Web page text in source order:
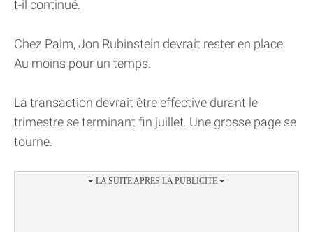
t-il continué.
Chez Palm, Jon Rubinstein devrait rester en place.
Au moins pour un temps.
La transaction devrait être effective durant le
trimestre se terminant fin juillet. Une grosse page se
tourne.